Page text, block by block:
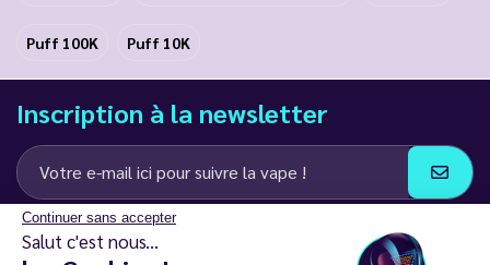
Continuer sans accepter
Salut c'est nous...
Puff 100K Puff 10K
Inscription à la newsletter
J’accepte de recevoir des communications e-mail et SMS de la part de
LD Groupe